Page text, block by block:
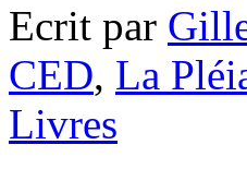
Ecrit par
CED, La
Livres